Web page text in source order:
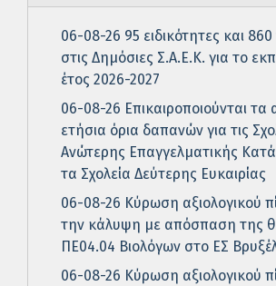
06-08-26 95 ειδικότητες και
στις Δημόσιες Σ.Α.Ε.Κ. για το
έτος 2026-2027
06-08-26 Επικαιροποιούνται τα
ετήσια όρια δαπανών για τις
Ανώτερης Επαγγελματικής
τα Σχολεία Δεύτερης Ευκαιρίας
06-08-26 Κύρωση αξιολογικού
την κάλυψη με απόσπαση της
ΠΕ04.04 Βιολόγων στο ΕΣ
06-08-26 Κύρωση αξιολογικού